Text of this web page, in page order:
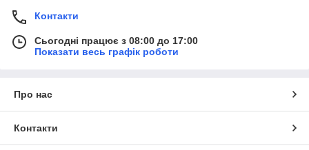
Контакти
Сьогодні працює з 08:00 до 17:00
Показати весь графік роботи
Про нас
Контакти